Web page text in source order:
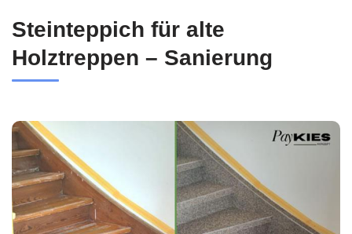
Steinteppich für alte
Holztreppen – Sanierung